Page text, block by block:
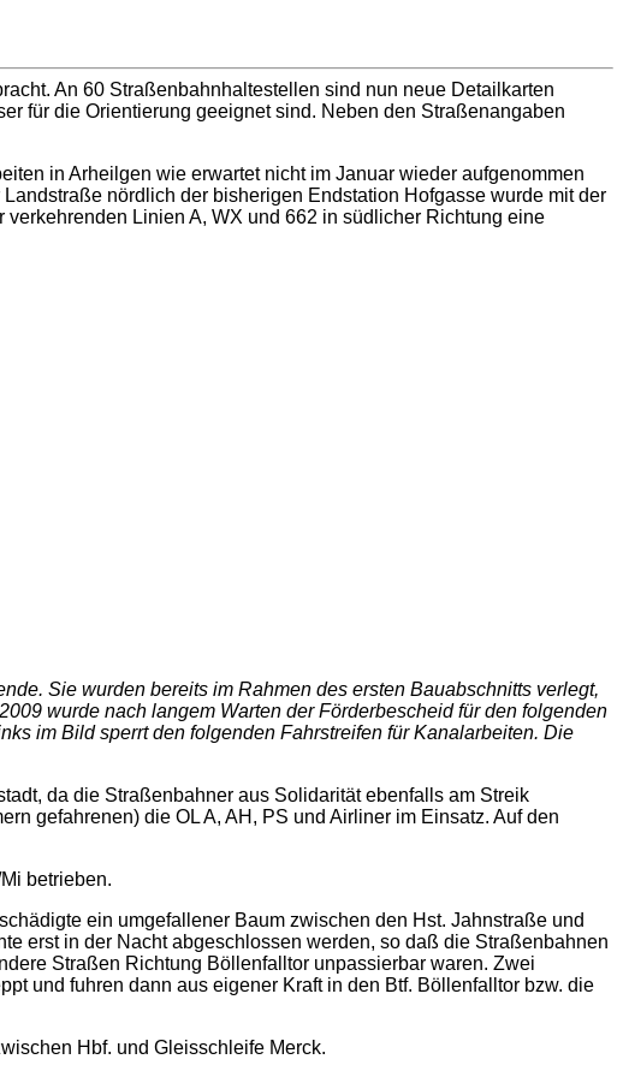
An 60 Straßenbahnhaltestellen sind nun neue Detailkarten
für die Orientierung geeignet sind. Neben den Straßenangaben
in Arheilgen wie erwartet nicht im Januar wieder aufgenommen
nördlich der bisherigen Endstation Hofgasse wurde mit der
Linien A, WX und 662 in südlicher Richtung eine
Sie wurden bereits im Rahmen des ersten Bauabschnitts verlegt,
wurde nach langem Warten der Förderbescheid für den folgenden
im Bild sperrt den folgenden Fahrstreifen für Kanalarbeiten. Die
da die Straßenbahner aus Solidarität ebenfalls am Streik
gefahrenen) die OL A, AH, PS und Airliner im Einsatz. Auf den
betrieben.
ein umgefallener Baum zwischen den Hst. Jahnstraße und
erst in der Nacht abgeschlossen werden, so daß die Straßenbahnen
Straßen Richtung Böllenfalltor unpassierbar waren. Zwei
und fuhren dann aus eigener Kraft in den Btf. Böllenfalltor bzw. die
Hbf. und Gleisschleife Merck.